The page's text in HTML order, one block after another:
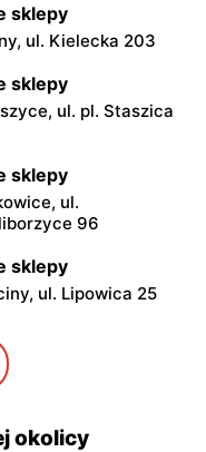
sklepy
ul. Kielecka 203
sklepy
ul. pl. Staszica
sklepy
ul.
96
sklepy
ul. Lipowica 25
sklepy
ul. Rynek 30
ul. Wydrza 180
okolicy